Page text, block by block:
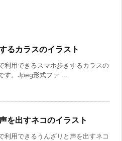
るカラスのイラスト
利用できるスマホ歩きするカラスの
す。Jpeg形式ファ ...
を出すネコのイラスト
利用できるうんざりと声を出すネコ